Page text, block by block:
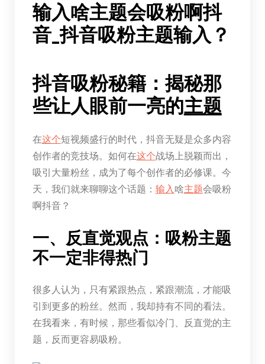
输入啥主题会吸粉啊抖
音_抖音吸粉主题输入？
抖音吸粉秘籍：揭秘那
些让人眼前一亮的主题
在这个短视频盛行的时代，抖音无疑是众多内容
创作者的竞技场。如何在这个战场上脱颖而出，
吸引大量粉丝，成为了每个创作者的必修课。今
天，我们就来聊聊这个话题： 输入啥主题会吸粉
啊抖音？
一、反直觉观点：吸粉主题
不一定非得热门
很多人认为，只有紧跟热点，紧跟潮流，才能吸
引到更多的粉丝。然而，我却持有不同的看法。
在我看来，有时候，那些看似冷门、反直觉的主
题，反而更容易吸粉。